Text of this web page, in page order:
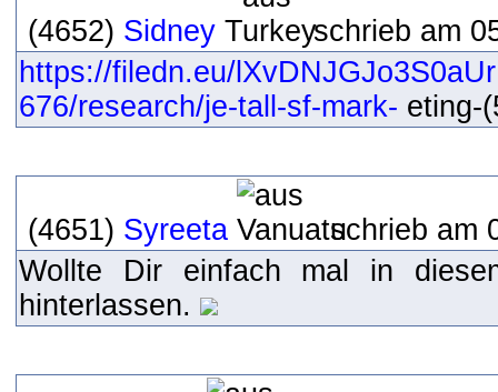
(4652) Sidney
schrieb am
https://filedn.eu/
676/research/je-tall-sf-mark- eting-
(4651) Syreeta
schrieb am
Wollte Dir einfach mal in
hinterlassen.